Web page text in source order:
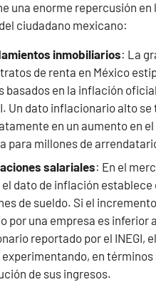
una enorme repercusión en
ciudadano mexicano:
inmobiliarios: La
de renta en México
basados en la inflación
Un dato inflacionario alto
en un aumento en
para millones de
salariales: En el
el dato de inflación establece
de sueldo. Si el
por una empresa es inferior
reportado por el INEGI,
en términos
de sus ingresos.